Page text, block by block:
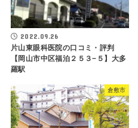
2022.09.26
片山東眼科医院の口コミ・評判
【岡山市中区福泊２５３−５】大多
羅駅
倉敷市